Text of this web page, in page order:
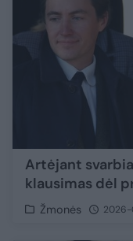
Artėjant
klausimas dėl
Žmonės 2026-